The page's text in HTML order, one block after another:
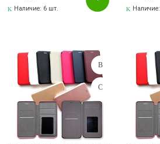
Наличие: 6 шт. Наличие: